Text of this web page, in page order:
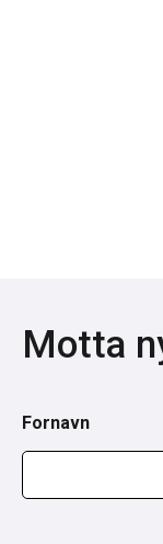
Motta
Fornavn